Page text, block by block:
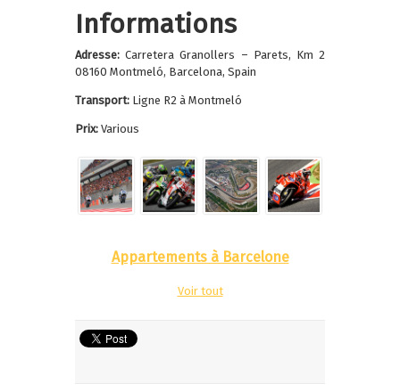
Informations
Adresse: Carretera Granollers – Parets, Km 2
08160 Montmeló, Barcelona, Spain
Transport: Ligne R2 à Montmeló
Prix: Various
Appartements à Barcelone
Voir tout